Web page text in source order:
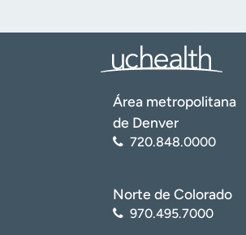
Área metropolitana
de Denver
720.848.0000
Norte de Colorado
970.495.7000